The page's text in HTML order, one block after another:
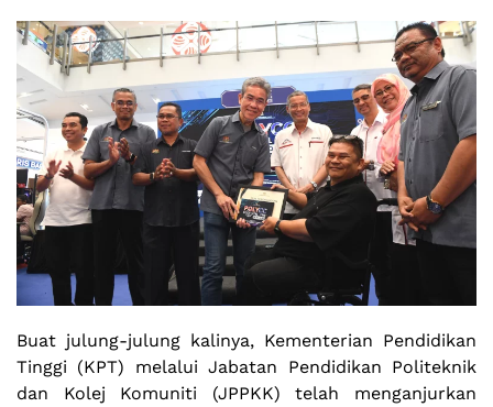
Buat julung-julung kalinya, Kementerian Pendidikan
Tinggi (KPT) melalui Jabatan Pendidikan Politeknik
dan Kolej Komuniti (JPPKK) telah menganjurkan